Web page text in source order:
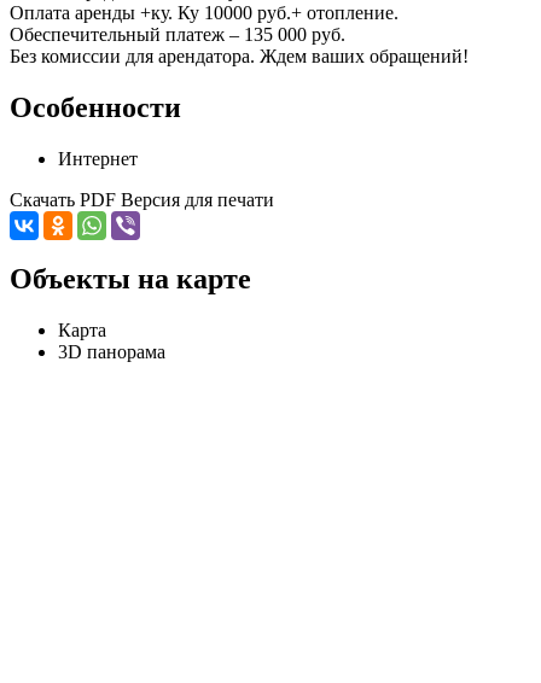
Оплата аренды +ку. Ку 10000 руб.+ отопление.
Обеспечительный платеж – 135 000 руб.
Без комиссии для арендатора. Ждем ваших обращений!
Особенности
Интернет
Скачать PDF Версия для печати
Объекты на карте
Карта
3D панорама